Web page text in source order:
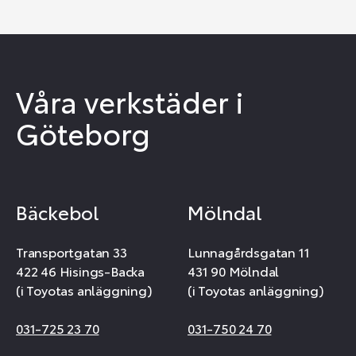
Våra verkstäder i
Göteborg
Bäckebol
Transportgatan 33
422 46 Hisings-Backa
(i Toyotas anläggning)
031-725 23 70
Mölndal
Lunnagårdsgatan 11
431 90 Mölndal
(i Toyotas anläggning)
031-750 24 70